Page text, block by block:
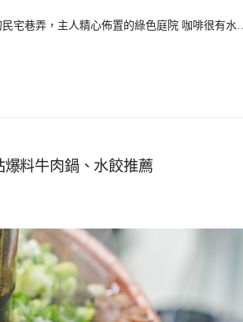
宅巷弄，主人精心佈置的綠色庭院 咖啡很有水…
料牛肉鍋、水餃推薦